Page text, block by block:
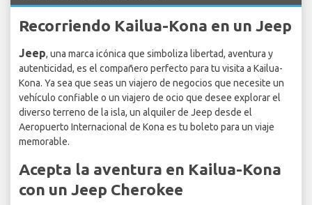
Recorriendo Kailua-Kona en un Jeep
Jeep, una marca icónica que simboliza libertad, aventura y
autenticidad, es el compañero perfecto para tu visita a Kailua-
Kona. Ya sea que seas un viajero de negocios que necesite un
vehículo confiable o un viajero de ocio que desee explorar el
diverso terreno de la isla, un alquiler de Jeep desde el
Aeropuerto Internacional de Kona es tu boleto para un viaje
memorable.
Acepta la aventura en Kailua-Kona
con un Jeep Cherokee